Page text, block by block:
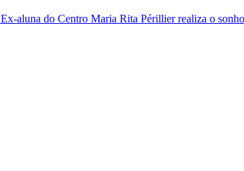
Ex-aluna do Centro Maria Rita Périllier realiza o